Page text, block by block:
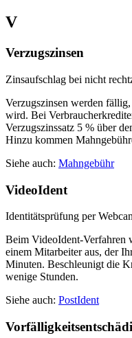
V
Verzugszinsen
Zinsaufschlag bei nicht
Verzugszinsen werden
wird. Bei
Verzugszinssatz 5 % über
Hinzu kommen
Siehe auch: Mahngebühr
VideoIdent
Identitätsprüfung per
Beim VideoIdent-Verfahren
einem Mitarbeiter aus, der
Minuten. Beschleunigt die
wenige Stunden.
Siehe auch: PostIdent